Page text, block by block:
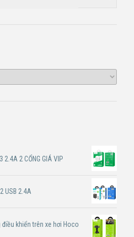
2.4A 2 CỔNG GIÁ VIP
USB 2.4A
khiển trên xe hơi Hoco